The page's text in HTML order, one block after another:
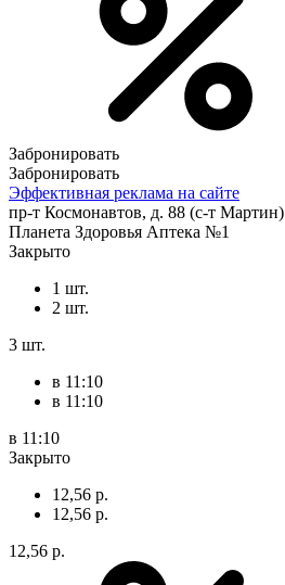
Забронировать
Забронировать
Эффективная реклама на сайте
пр-т Космонавтов, д. 88 (с-т Мартин)
Планета Здоровья Аптека №1
Закрыто
1 шт.
2 шт.
3 шт.
в 11:10
в 11:10
в 11:10
Закрыто
12,56 р.
12,56 р.
12,56 р.